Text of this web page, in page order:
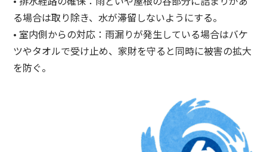
る場合は取り除き、水が滞留しないようにする。
• 室内側からの対応：雨漏りが発生している場合はバケ
ツやタオルで受け止め、家財を守ると同時に被害の拡大
を防ぐ。